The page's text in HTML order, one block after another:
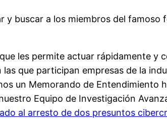
y buscar a los miembros del famoso
les permite actuar rápidamente y
que participan empresas de la
un Memorando de Entendimiento
Equipo de Investigación
al arresto de dos presuntos